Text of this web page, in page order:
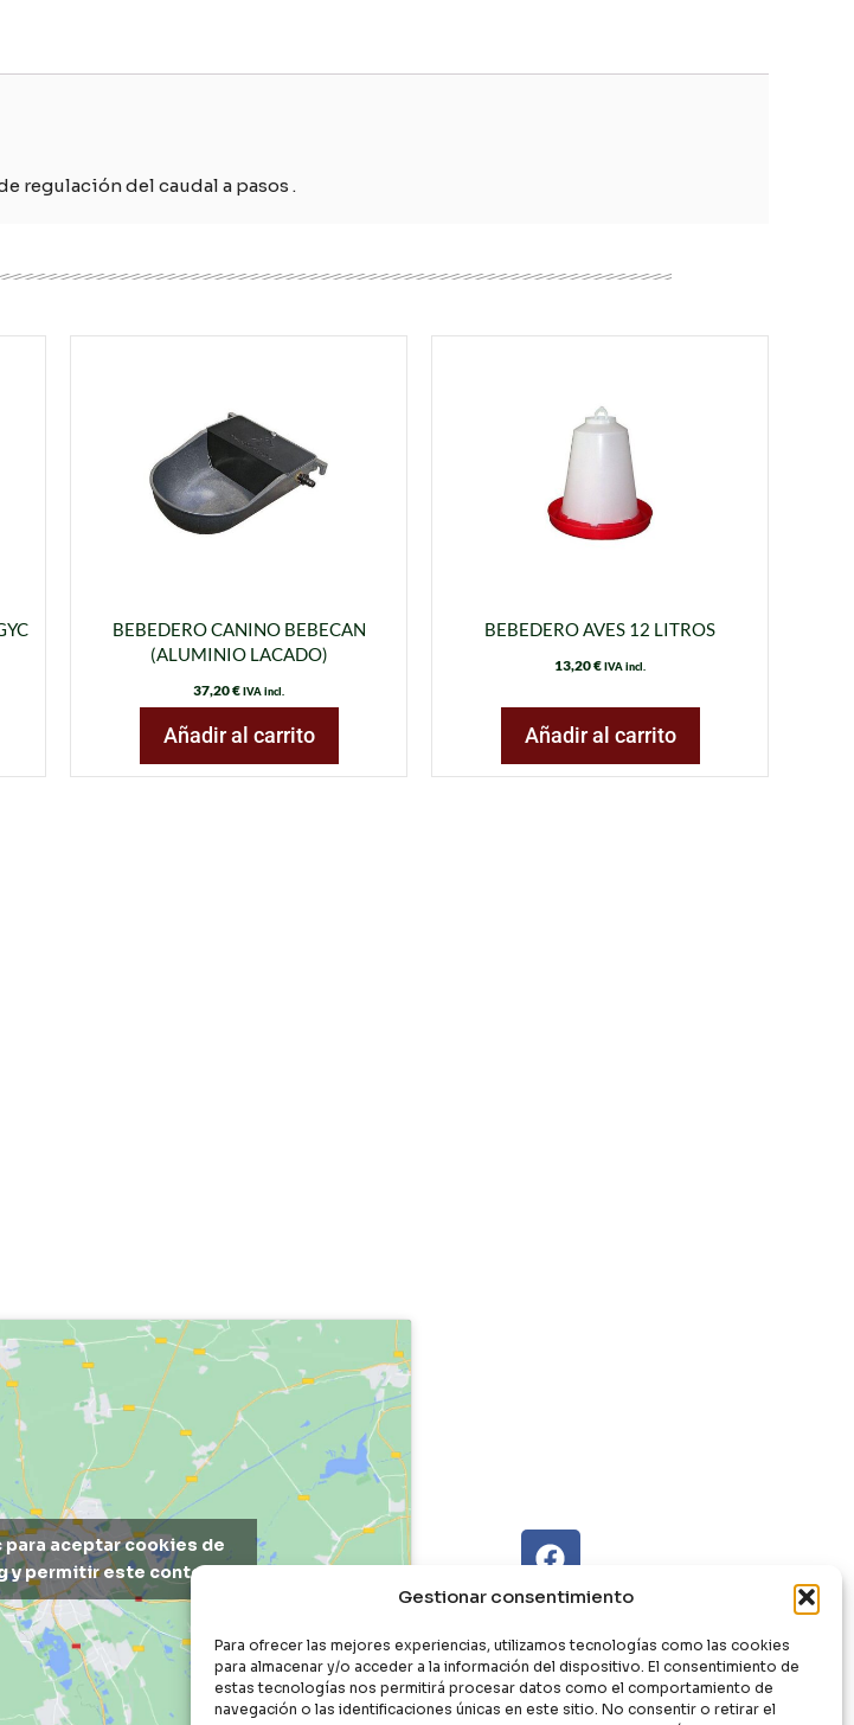
Gestionar consentimiento
Para ofrecer las mejores experiencias, utilizamos tecnologías como las cookies
para almacenar y/o acceder a la información del dispositivo. El consentimiento de
estas tecnologías nos permitirá procesar datos como el comportamiento de
navegación o las identificaciones únicas en este sitio. No consentir o retirar el
regulación del caudal a pasos .
BEBEDERO CANINO BEBECAN
(ALUMINIO LACADO)
37,20€IVA incl.
Añadir al carrito
BEBEDERO AVES 12 LITROS
13,20€IVA incl.
Añadir al carrito
para aceptar cookies de
y permitir este contenido